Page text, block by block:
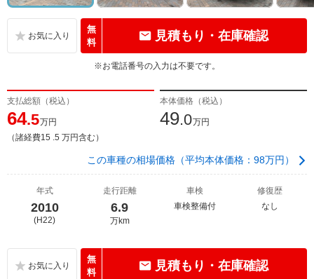
無
料
見積もり・在庫確認
※お電話番号の入力は不要です。
支払総額（税込）
64.5万円
（諸経費15 .5 万円含む）
本体価格（税込）
49.0万円
この車種の相場価格（平均本体価格：98万円）
年式
2010
(H22)
走行距離
6.9
万km
車検
車検整備付
修復歴
なし
無
料
見積もり・在庫確認